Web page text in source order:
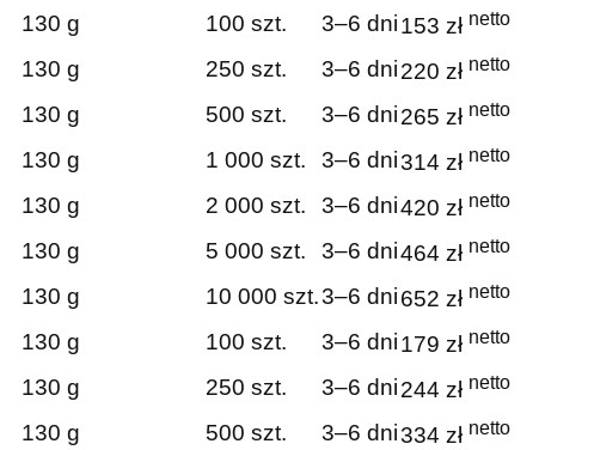
130 g 100 szt. 3–6 dni153 zł netto
130 g 250 szt. 3–6 dni220 zł netto
130 g 500 szt. 3–6 dni265 zł netto
130 g 1 000 szt. 3–6 dni314 zł netto
130 g 2 000 szt. 3–6 dni420 zł netto
130 g 5 000 szt. 3–6 dni464 zł netto
130 g 10 000 szt.3–6 dni652 zł netto
130 g 100 szt. 3–6 dni179 zł netto
130 g 250 szt. 3–6 dni244 zł netto
130 g 500 szt. 3–6 dni334 zł netto